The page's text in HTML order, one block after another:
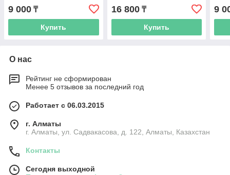
9 000 ₸
Купить
16 800₸
Купить
9
О нас
Рейтинг не сформирован
Менее 5 отзывов за последний год
Работает с 06.03.2015
г. Алматы
г. Алматы, ул. Садвакасова, д. 122, Алматы, Казахстан
Контакты
Сегодня выходной